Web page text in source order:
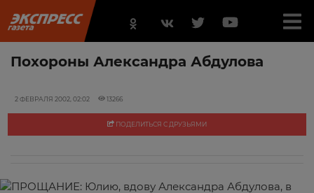
Похороны Александра Абдулова
2 ФЕВРАЛЯ 2002, 02:02 13266
ПОДЕЛИТЬСЯ С ДРУЗЬЯМИ